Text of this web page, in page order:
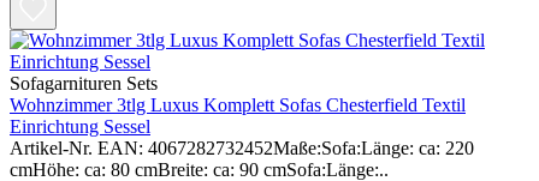
Sofagarnituren Sets
Wohnzimmer 3tlg Luxus Komplett Sofas Chesterfield Textil
Einrichtung Sessel
Artikel-Nr. EAN: 4067282732452Maße:Sofa:Länge: ca: 220
cmHöhe: ca: 80 cmBreite: ca: 90 cmSofa:Länge:..